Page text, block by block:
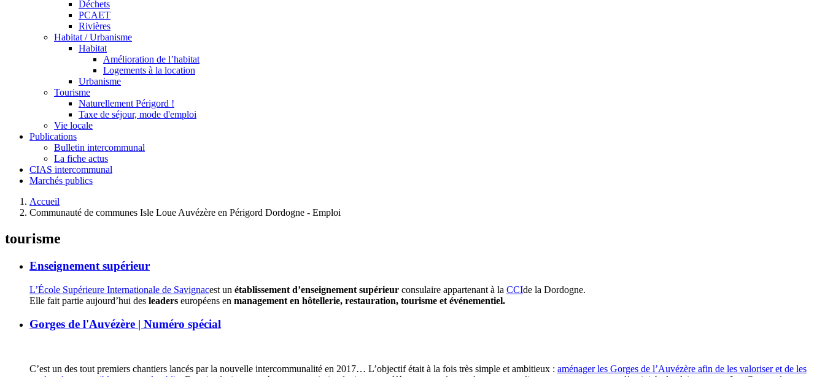
Déchets
PCAET
Rivières
Habitat / Urbanisme
Habitat
Amélioration de l’habitat
Logements à la location
Urbanisme
Tourisme
Naturellement Périgord !
Taxe de séjour, mode d'emploi
Vie locale
Publications
Bulletin intercommunal
La fiche actus
CIAS intercommunal
Marchés publics
Accueil
Communauté de communes Isle Loue Auvézère en Périgord Dordogne - Emploi
tourisme
Enseignement supérieur
L’École Supérieure Internationale de Savignacest un établissement d’enseignement supérieur consulaire appartenant à la CCIde la Dordogne.
Elle fait partie aujourd’hui des leaders européens en management en hôtellerie, restauration, tourisme et événementiel.
Gorges de l'Auvézère | Numéro spécial
C’est un des tout premiers chantiers lancés par la nouvelle intercommunalité en 2017… L’objectif était à la fois très simple et ambitieux : aménager les Gorges de l’Auvézère afin de les valoriser et de les